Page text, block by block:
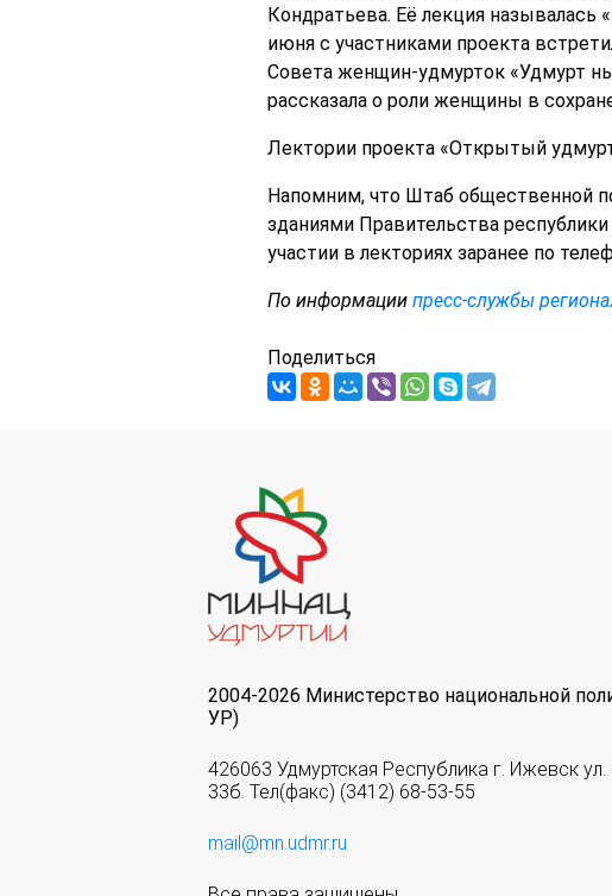
Кондратьева. Её лекция называлась
июня с участниками проекта
Совета женщин-удмурток «Удмурт
рассказала о роли женщины в
Лектории проекта «Открытый
Напомним, что Штаб общественной
зданиями Правительства
участии в лекториях заранее по
По информации пресс-службы
Поделиться
2004-2026 Министерство национальной
УР)
426063 Удмуртская Республика г. Ижевск
33б. Тел(факс) (3412) 68-53-55
mail@mn.udmr.ru